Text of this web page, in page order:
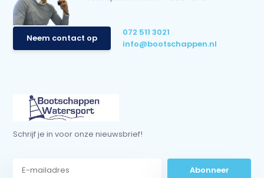
Neem contact op
072 511 3021
info@bootschappen.nl
Schrijf je in voor onze nieuwsbrief!
Abonneer